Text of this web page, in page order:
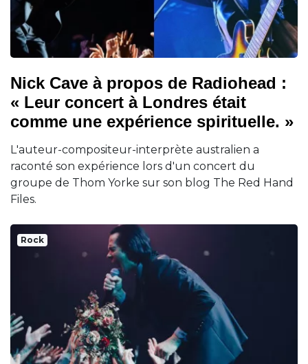
Nick Cave à propos de Radiohead :
« Leur concert à Londres était
comme une expérience spirituelle. »
L'auteur-compositeur-interprète australien a
raconté son expérience lors d'un concert du
groupe de Thom Yorke sur son blog The Red Hand
Files.
Rock